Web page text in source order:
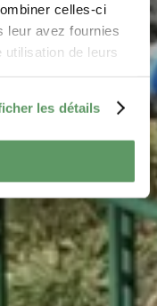
celles-ci
leur avez fournies
de leurs
les détails
Berdorf